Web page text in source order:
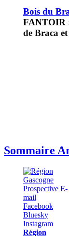
Bois du
FANTOIR
de Braca
Sommaire
Région